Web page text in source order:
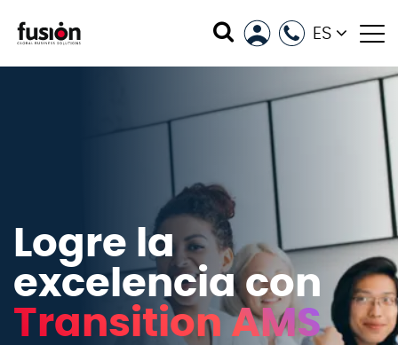
ES
Logre la
excelencia con
Transition AMS